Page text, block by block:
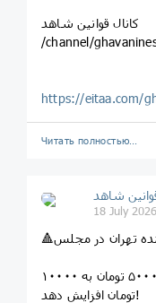
کانال قوانین شاهد
/channel/
https://eitaa.com/
Читать полностью…
شاهد
18 July
دولت قرار است نرخ سوم بنزین را از ۵۰۰۰ تومان به ۱۰۰۰۰
تومان افزایش دهد!